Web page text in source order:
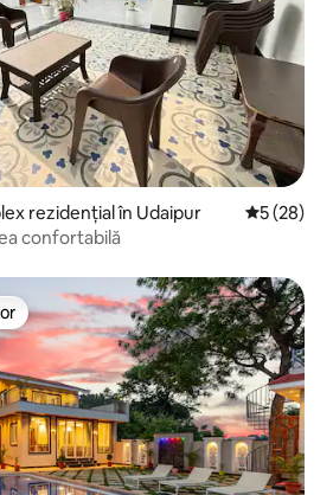
rezidențial în Udaipur Scor
5 (28)
confortabilă
Alegerea oaspeților